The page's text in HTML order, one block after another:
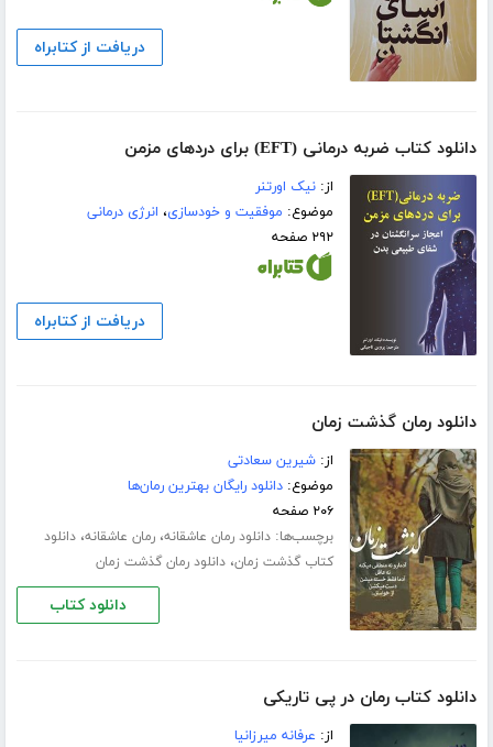
دریافت از کتابراه
دانلود کتاب ضربه درمانی (EFT) برای دردهای مزمن
از:نیک اورتنر
موضوع: موفقیت و خودسازی، انرژی درمانی
۲۹۲ صفحه
دریافت از کتابراه
دانلود رمان گذشت زمان
از:شیرین سعادتی
موضوع:دانلود رایگان بهترین رمان‌ها
۲۰۶ صفحه
برچسب‌ها:دانلود رمان عاشقانه،رمان عاشقانه،دانلود
کتاب گذشت زمان،دانلود رمان گذشت زمان
دانلود کتاب
دانلود کتاب رمان در پی تاریکی
از: عرفانه میرزانیا